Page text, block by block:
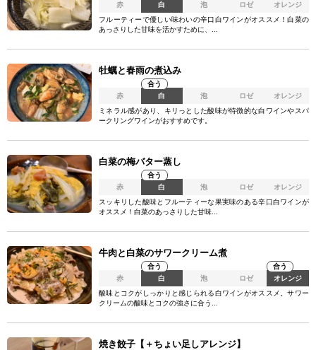
赤
白
泡 ロゼ
オレンジ
フルーティーで優しい味わいの辛口白ワインがオススメ！白菜の
あっさりした甘味を活かすために、...
牡蠣と春雨の煮込み
赤
合う
白
泡 ロゼ
オレンジ
ミネラル感があり、キリっとした酸味が特徴的な白ワインやスパ
ークリングワインがおすすめです。
白菜の梅バター蒸し
赤
合う
白
泡 ロゼ
オレンジ
スッキリした酸味とフルーティーな果実味のある辛口白ワインが
オススメ！白菜のあっさりした甘味...
牛肉と白菜のサワークリーム煮
赤
合う
白
泡 ロゼ
合う
オレンジ
酸味とコクがしっかりと感じられる白ワインがオススメ。サワー
クリームの酸味とコクの強さに合う...
焼き餃子【＋ちょい足しアレンジ】